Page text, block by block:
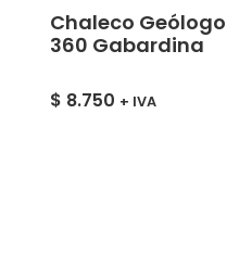
Chaleco Geólogo
360 Gabardina
$ 8.750 + IVA